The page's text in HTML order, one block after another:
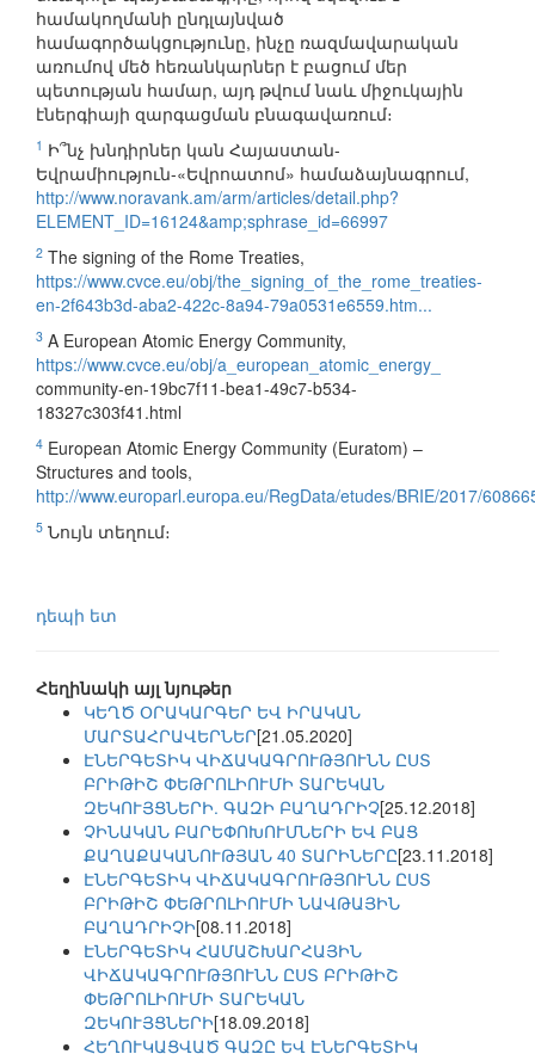
համակողմանի ընդլայնված
համագործակցությունը, ինչը ռազմավարական
առումով մեծ հեռանկարներ է բացում մեր
պետության համար, այդ թվում նաև միջուկային
էներգիայի զարգացման բնագավառում։
1 Ի՞նչ խնդիրներ կան Հայաստան-
Եվրամիություն-«Եվրոատոմ» համաձայնագրում,
http://www.noravank.am/arm/articles/detail.php?
ELEMENT_ID=16124&amp;sphrase_id=66997
2 The signing of the Rome Treaties,
https://www.cvce.eu/obj/the_signing_of_the_rome_treaties-
en-2f643b3d-aba2-422c-8a94-79a0531e6559.htm...
3 A European Atomic Energy Community,
https://www.cvce.eu/obj/a_european_atomic_energy_
community-en-19bc7f11-bea1-49c7-b534-
18327c303f41.html
4 European Atomic Energy Community (Euratom) –
Structures and tools,
http://www.europarl.europa.eu/RegData/etudes/BRIE/2017/
5 Նույն տեղում։
դեպի ետ
Հեղինակի այլ նյութեր
ԿԵՂԾ ՕՐԱԿԱՐԳԵՐ ԵՎ ԻՐԱԿԱՆ
ՄԱՐՏԱՀՐԱՎԵՐՆԵՐ[21.05.2020]
ԷՆԵՐԳԵՏԻԿ ՎԻՃԱԿԱԳՐՈՒԹՅՈՒՆՆ ԸՍՏ
ԲՐԻԹԻՇ ՓԵԹՐՈԼԻՈՒՄԻ ՏԱՐԵԿԱՆ
ԶԵԿՈՒՅՑՆԵՐԻ. ԳԱԶԻ ԲԱՂԱԴՐԻՉ[25.12.2018]
ՉԻՆԱԿԱՆ ԲԱՐԵՓՈԽՈՒՄՆԵՐԻ ԵՎ ԲԱՑ
ՔԱՂԱՔԱԿԱՆՈՒԹՅԱՆ 40 ՏԱՐԻՆԵՐԸ[23.11.2018]
ԷՆԵՐԳԵՏԻԿ ՎԻՃԱԿԱԳՐՈՒԹՅՈՒՆՆ ԸՍՏ
ԲՐԻԹԻՇ ՓԵԹՐՈԼԻՈՒՄԻ ՆԱՎԹԱՅԻՆ
ԲԱՂԱԴՐԻՉԻ[08.11.2018]
ԷՆԵՐԳԵՏԻԿ ՀԱՄԱՇԽԱՐՀԱՅԻՆ
ՎԻՃԱԿԱԳՐՈՒԹՅՈՒՆՆ ԸՍՏ ԲՐԻԹԻՇ
ՓԵԹՐՈԼԻՈՒՄԻ ՏԱՐԵԿԱՆ
ԶԵԿՈՒՅՑՆԵՐԻ[18.09.2018]
ՀԵՂՈՒԿԱՑՎԱԾ ԳԱԶԸ ԵՎ ԷՆԵՐԳԵՏԻԿ